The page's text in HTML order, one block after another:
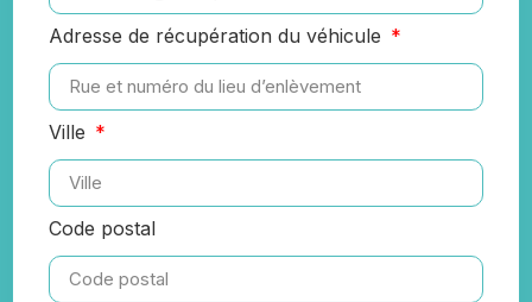
Adresse de récupération du véhicule
Ville
Code postal